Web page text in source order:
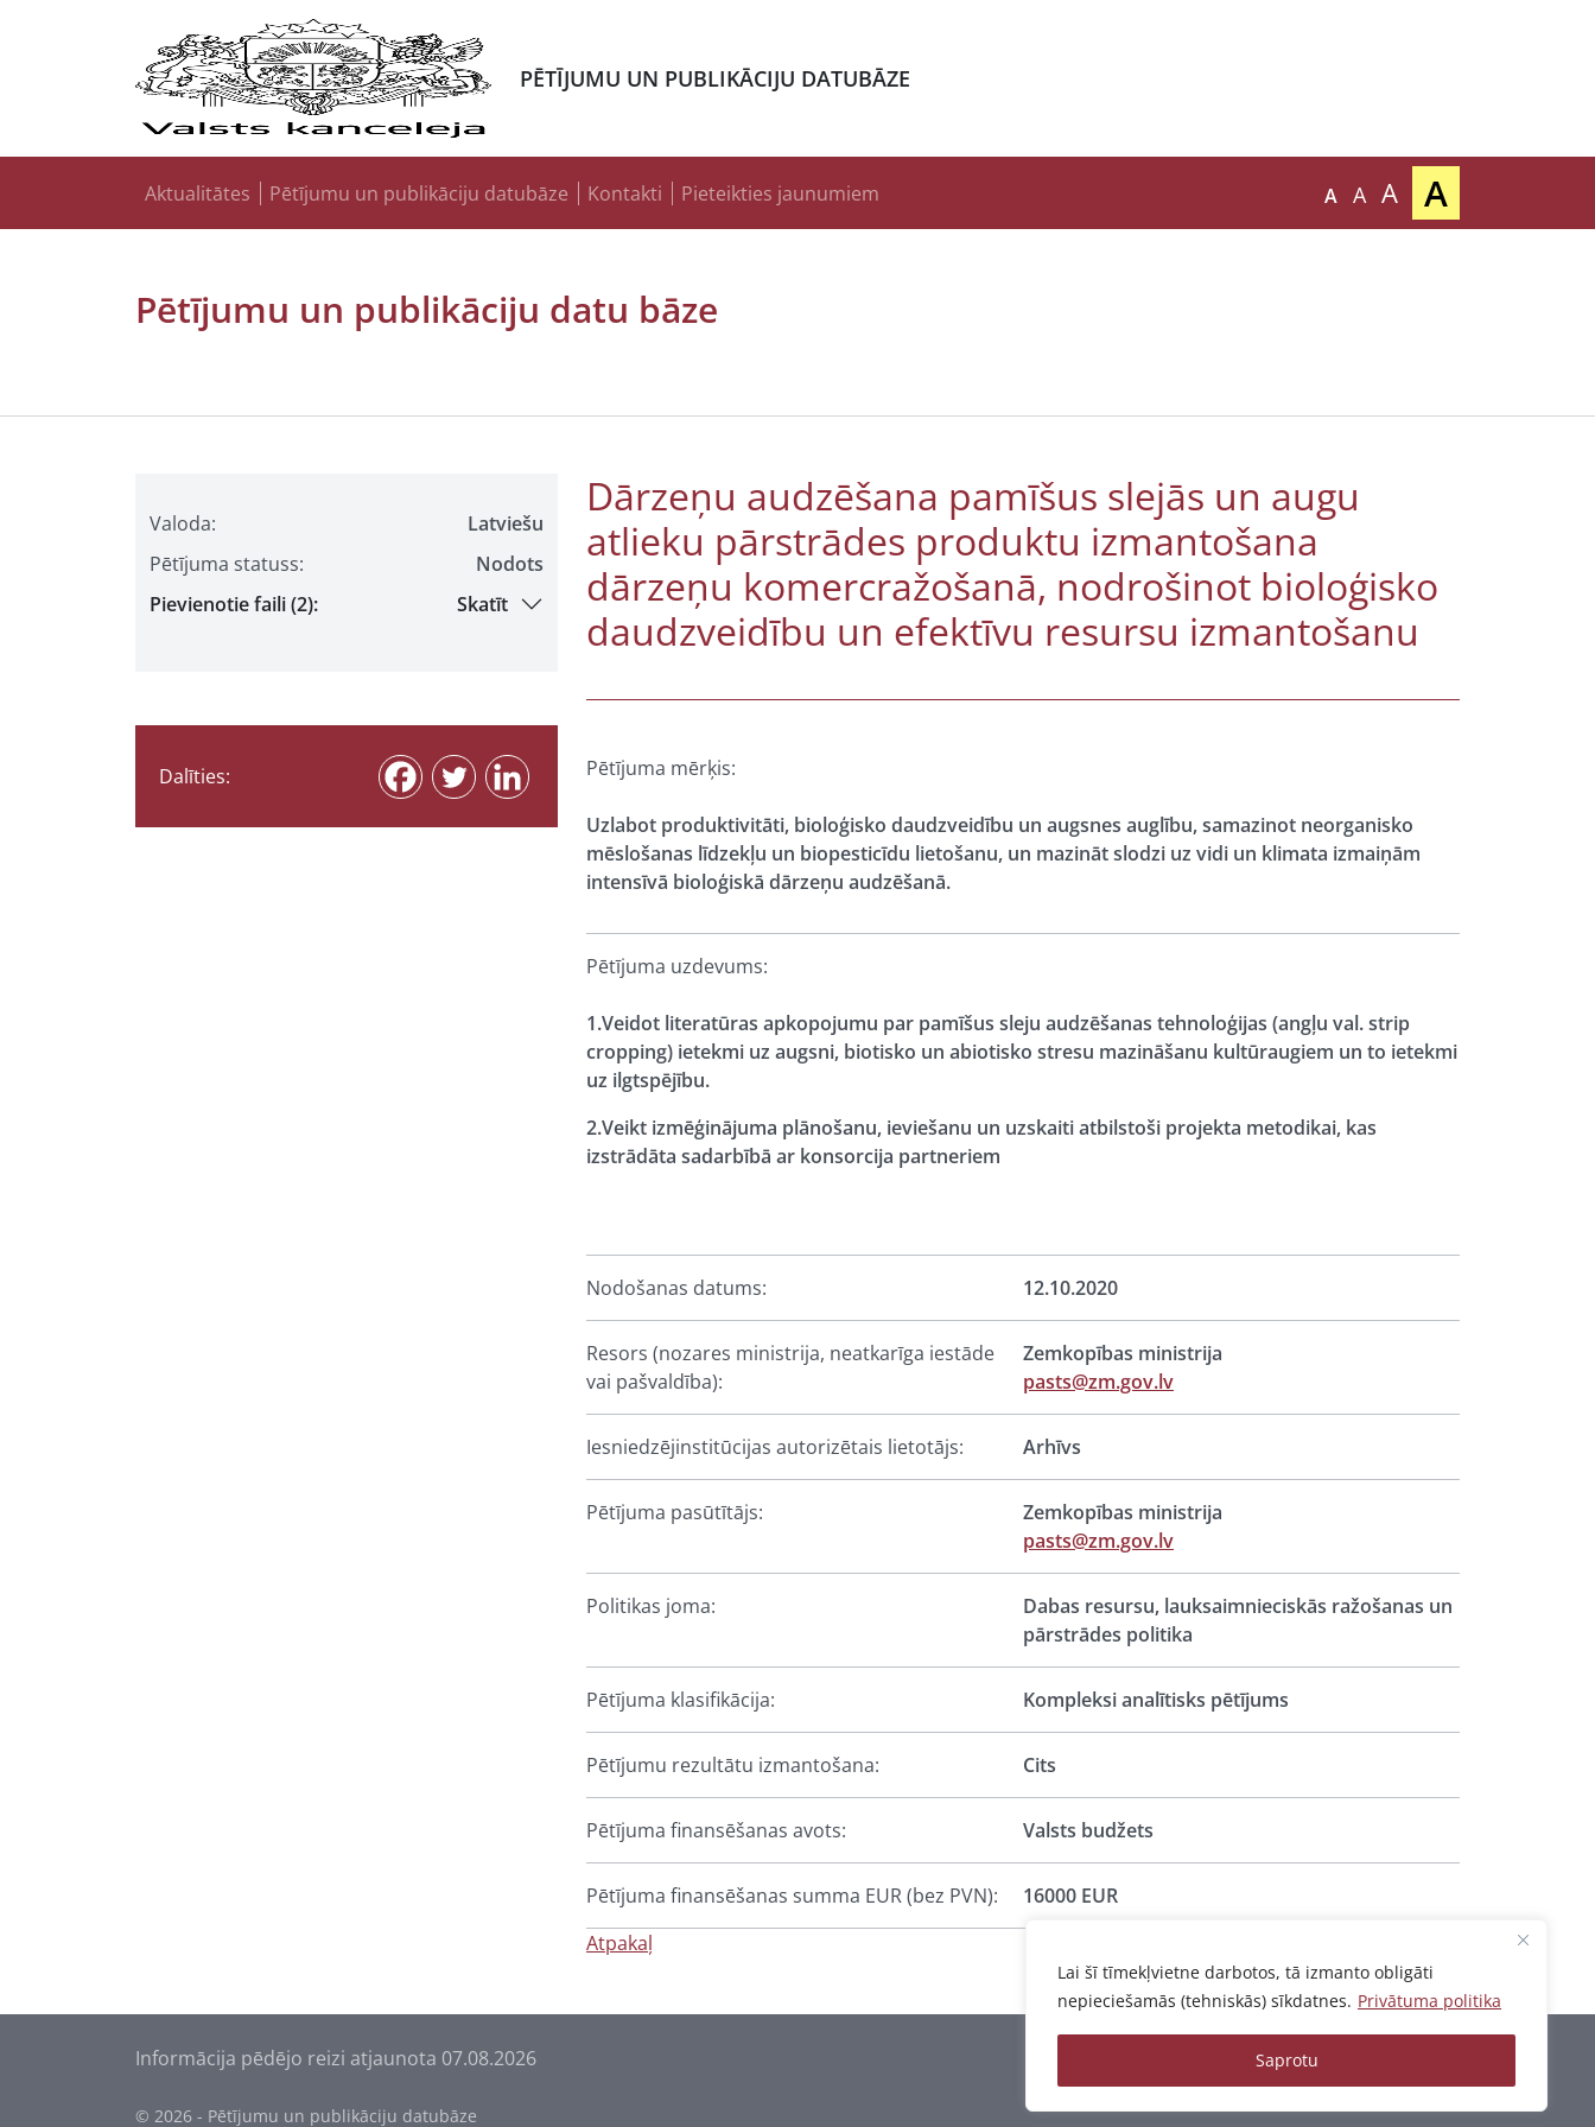
Lai šī tīmekļvietne darbotos, tā izmanto obligāti
nepieciešamās (tehniskās) sīkdatnes. Privātuma politika
Saprotu
PĒTĪJUMU UN PUBLIKĀCIJU DATUBĀZE
Aktualitātes Pētījumu un publikāciju datubāze Kontakti Pieteikties jaunumiem A A A A
Pētījumu un publikāciju datu bāze
Valoda:
Latviešu
Pētījuma statuss:
Nodots
Pievienotie faili (2):
Skatīt
Dalīties:
Dārzeņu audzēšana pamīšus slejās un augu
atlieku pārstrādes produktu izmantošana
dārzeņu komercražošanā, nodrošinot bioloģisko
daudzveidību un efektīvu resursu izmantošanu
Pētījuma mērķis:
Uzlabot produktivitāti, bioloģisko daudzveidību un augsnes auglību, samazinot neorganisko
mēslošanas līdzekļu un biopesticīdu lietošanu, un mazināt slodzi uz vidi un klimata izmaiņām
intensīvā bioloģiskā dārzeņu audzēšanā.
Pētījuma uzdevums:
1.Veidot literatūras apkopojumu par pamīšus sleju audzēšanas tehnoloģijas (angļu val. strip
cropping) ietekmi uz augsni, biotisko un abiotisko stresu mazināšanu kultūraugiem un to ietekmi
uz ilgtspējību.
2.Veikt izmēģinājuma plānošanu, ieviešanu un uzskaiti atbilstoši projekta metodikai, kas
izstrādāta sadarbībā ar konsorcija partneriem
Nodošanas datums: 12.10.2020
Resors (nozares ministrija, neatkarīga iestāde
vai pašvaldība):
Zemkopības ministrija
pasts@zm.gov.lv
Iesniedzējinstitūcijas autorizētais lietotājs: Arhīvs
Pētījuma pasūtītājs:
Zemkopības ministrija
pasts@zm.gov.lv
Politikas joma:
Dabas resursu, lauksaimnieciskās ražošanas un
pārstrādes politika
Pētījuma klasifikācija: Kompleksi analītisks pētījums
Pētījumu rezultātu izmantošana: Cits
Pētījuma finansēšanas avots: Valsts budžets
Pētījuma finansēšanas summa EUR (bez PVN):
16000 EUR
Atpakaļ
Informācija pēdējo reizi atjaunota 07.08.2026 Privātuma politika
© 2026 - Pētījumu un publikāciju datubāze